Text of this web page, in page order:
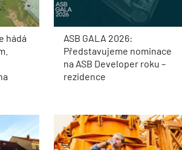
hádá
ASB GALA 2026:
Představujeme nominace
na ASB Developer roku –
rezidence